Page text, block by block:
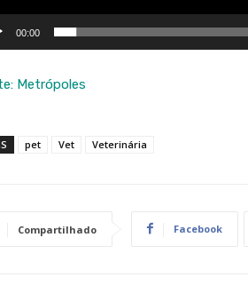
00:00
Metrópoles
pet Vet Veterinária
Compartilhado Facebook